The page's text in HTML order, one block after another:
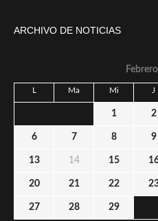
ARCHIVO DE NOTICIAS
L Ma Mi J
1 2
6 7 8 9
13 14 15
20 21 22
27 28 29